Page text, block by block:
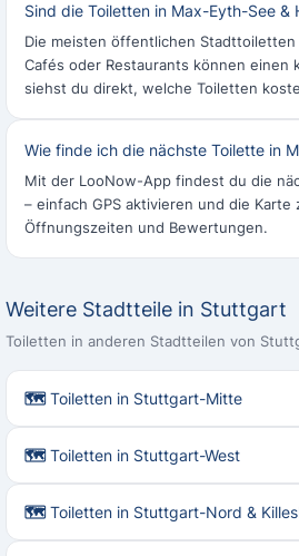
Sind die Toiletten in Max-Eyth-See &
Die meisten öffentlichen
Cafés oder Restaurants können
siehst du direkt, welche Toiletten
Wie finde ich die nächste Toilette in
Mit der LooNow-App findest du die
– einfach GPS aktivieren und die
Öffnungszeiten und Bewertungen.
Weitere Stadtteile in Stuttgart
Toiletten in anderen Stadtteilen von
🗺 Toiletten in Stuttgart-Mitte
🗺 Toiletten in Stuttgart-West
🗺 Toiletten in Stuttgart-Nord &